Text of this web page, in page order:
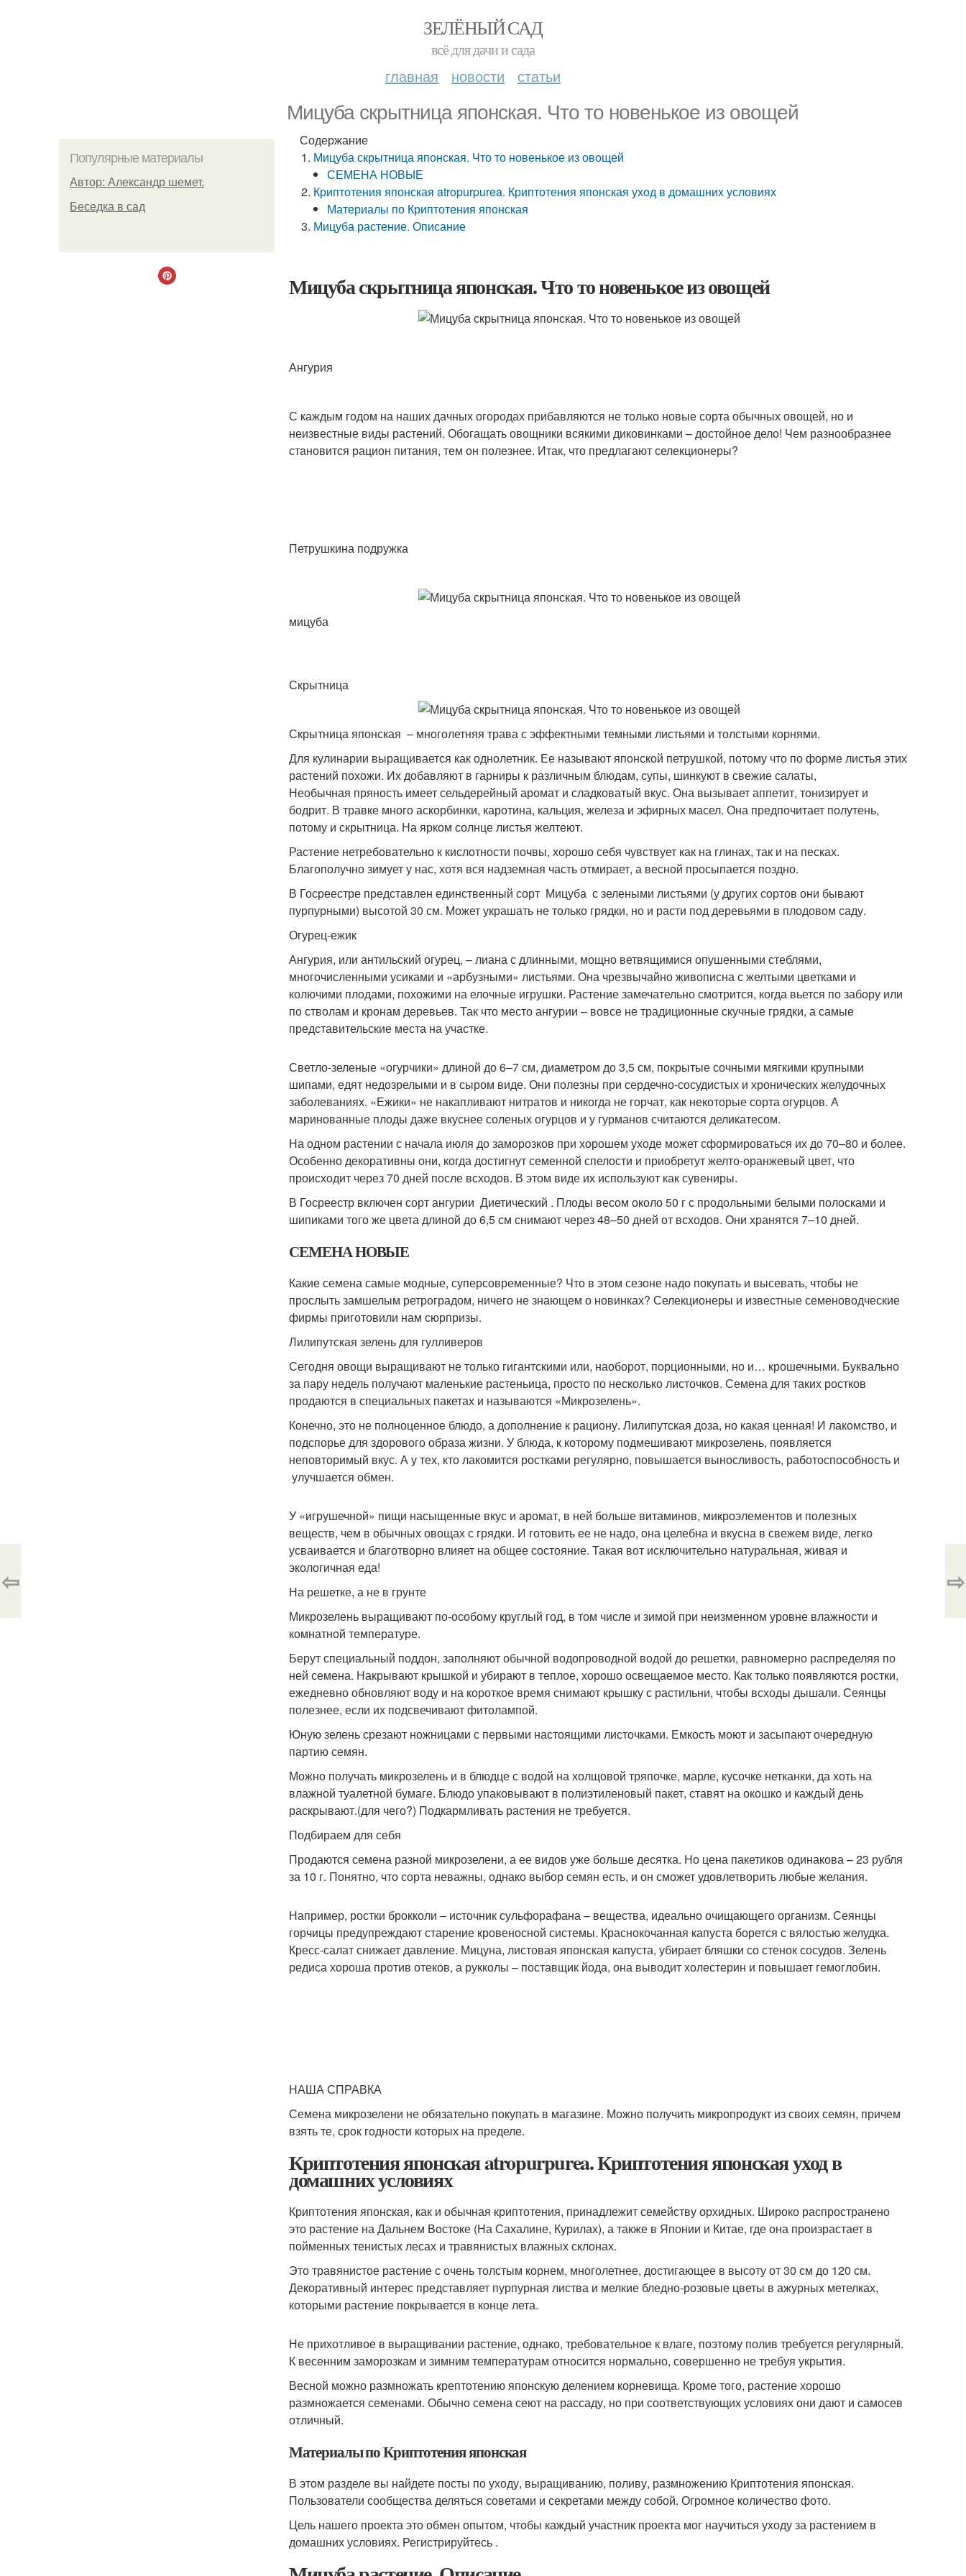
ЗЕЛЁНЫЙ САД
всё для дачи и сада
главная новости статьи
Мицуба скрытница японская. Что то новенькое из овощей
Популярные материалы
Автор: Александр шемет.
Беседка в сад
Содержание
Мицуба скрытница японская. Что то новенькое из овощей
СЕМЕНА НОВЫЕ
Криптотения японская atropurpurea. Криптотения японская уход в домашних условиях
Материалы по Криптотения японская
Мицуба растение. Описание
Мицуба скрытница японская. Что то новенькое из овощей
Ангурия
С каждым годом на наших дачных огородах прибавляются не только новые сорта обычных овощей, но и
неизвестные виды растений. Обогащать овощники всякими диковинками – достойное дело! Чем разнообразнее
становится рацион питания, тем он полезнее. Итак, что предлагают селекционеры?
Петрушкина подружка
мицуба
Скрытница
Скрытница японская – многолетняя трава с эффектными темными листьями и толстыми корнями.
Для кулинарии выращивается как однолетник. Ее называют японской петрушкой, потому что по форме листья этих
растений похожи. Их добавляют в гарниры к различным блюдам, супы, шинкуют в свежие салаты,
Необычная пряность имеет сельдерейный аромат и сладковатый вкус. Она вызывает аппетит, тонизирует и
бодрит. В травке много аскорбинки, каротина, кальция, железа и эфирных масел. Она предпочитает полутень,
потому и скрытница. На ярком солнце листья желтеют.
Растение нетребовательно к кислотности почвы, хорошо себя чувствует как на глинах, так и на песках.
Благополучно зимует у нас, хотя вся надземная часть отмирает, а весной просыпается поздно.
В Госреестре представлен единственный сорт Мицуба с зелеными листьями (у других сортов они бывают
пурпурными) высотой 30 см. Может украшать не только грядки, но и расти под деревьями в плодовом саду.
Огурец-ежик
Ангурия, или антильский огурец, – лиана с длинными, мощно ветвящимися опушенными стеблями,
многочисленными усиками и «арбузными» листьями. Она чрезвычайно живописна с желтыми цветками и
колючими плодами, похожими на елочные игрушки. Растение замечательно смотрится, когда вьется по забору или
по стволам и кронам деревьев. Так что место ангурии – вовсе не традиционные скучные грядки, а самые
представительские места на участке.
Светло-зеленые «огурчики» длиной до 6–7 см, диаметром до 3,5 см, покрытые сочными мягкими крупными
шипами, едят недозрелыми и в сыром виде. Они полезны при сердечно-сосудистых и хронических желудочных
заболеваниях. «Ежики» не накапливают нитратов и никогда не горчат, как некоторые сорта огурцов. А
маринованные плоды даже вкуснее соленых огурцов и у гурманов считаются деликатесом.
На одном растении с начала июля до заморозков при хорошем уходе может сформироваться их до 70–80 и более.
Особенно декоративны они, когда достигнут семенной спелости и приобретут желто-оранжевый цвет, что
происходит через 70 дней после всходов. В этом виде их используют как сувениры.
В Госреестр включен сорт ангурии Диетический . Плоды весом около 50 г с продольными белыми полосками и
шипиками того же цвета длиной до 6,5 см снимают через 48–50 дней от всходов. Они хранятся 7–10 дней.
СЕМЕНА НОВЫЕ
Какие семена самые модные, суперсовременные? Что в этом сезоне надо покупать и высевать, чтобы не
прослыть замшелым ретроградом, ничего не знающем о новинках? Селекционеры и известные семеноводческие
фирмы приготовили нам сюрпризы.
Лилипутская зелень для гулливеров
Сегодня овощи выращивают не только гигантскими или, наоборот, порционными, но и… крошечными. Буквально
за пару недель получают маленькие растеньица, просто по несколько листочков. Семена для таких ростков
продаются в специальных пакетах и называются «Микрозелень».
Конечно, это не полноценное блюдо, а дополнение к рациону. Лилипутская доза, но какая ценная! И лакомство, и
подспорье для здорового образа жизни. У блюда, к которому подмешивают микрозелень, появляется
неповторимый вкус. А у тех, кто лакомится ростками регулярно, повышается выносливость, работоспособность и
улучшается обмен.
У «игрушечной» пищи насыщенные вкус и аромат, в ней больше витаминов, микроэлементов и полезных
веществ, чем в обычных овощах с грядки. И готовить ее не надо, она целебна и вкусна в свежем виде, легко
усваивается и благотворно влияет на общее состояние. Такая вот исключительно натуральная, живая и
экологичная еда!
На решетке, а не в грунте
Микрозелень выращивают по-особому круглый год, в том числе и зимой при неизменном уровне влажности и
комнатной температуре.
Берут специальный поддон, заполняют обычной водопроводной водой до решетки, равномерно распределяя по
ней семена. Накрывают крышкой и убирают в теплое, хорошо освещаемое место. Как только появляются ростки,
ежедневно обновляют воду и на короткое время снимают крышку с растильни, чтобы всходы дышали. Сеянцы
полезнее, если их подсвечивают фитолампой.
Юную зелень срезают ножницами с первыми настоящими листочками. Емкость моют и засыпают очередную
партию семян.
Можно получать микрозелень и в блюдце с водой на холщовой тряпочке, марле, кусочке нетканки, да хоть на
влажной туалетной бумаге. Блюдо упаковывают в полиэтиленовый пакет, ставят на окошко и каждый день
раскрывают.(для чего?) Подкармливать растения не требуется.
Подбираем для себя
Продаются семена разной микрозелени, а ее видов уже больше десятка. Но цена пакетиков одинакова – 23 рубля
за 10 г. Понятно, что сорта неважны, однако выбор семян есть, и он сможет удовлетворить любые желания.
Например, ростки брокколи – источник сульфорафана – вещества, идеально очищающего организм. Сеянцы
горчицы предупреждают старение кровеносной системы. Краснокочанная капуста борется с вялостью желудка.
Кресс-салат снижает давление. Мицуна, листовая японская капуста, убирает бляшки со стенок сосудов. Зелень
редиса хороша против отеков, а рукколы – поставщик йода, она выводит холестерин и повышает гемоглобин.
НАША СПРАВКА
Семена микрозелени не обязательно покупать в магазине. Можно получить микропродукт из своих семян, причем
взять те, срок годности которых на пределе.
Криптотения японская atropurpurea. Криптотения японская уход в
домашних условиях
Криптотения японская, как и обычная криптотения, принадлежит семейству орхидных. Широко распространено
это растение на Дальнем Востоке (На Сахалине, Курилах), а также в Японии и Китае, где она произрастает в
пойменных тенистых лесах и травянистых влажных склонах.
Это травянистое растение с очень толстым корнем, многолетнее, достигающее в высоту от 30 см до 120 см.
Декоративный интерес представляет пурпурная листва и мелкие бледно-розовые цветы в ажурных метелках,
которыми растение покрывается в конце лета.
Не прихотливое в выращивании растение, однако, требовательное к влаге, поэтому полив требуется регулярный.
К весенним заморозкам и зимним температурам относится нормально, совершенно не требуя укрытия.
Весной можно размножать крептотению японскую делением корневища. Кроме того, растение хорошо
размножается семенами. Обычно семена сеют на рассаду, но при соответствующих условиях они дают и самосев
отличный.
Материалы по Криптотения японская
В этом разделе вы найдете посты по уходу, выращиванию, поливу, размножению Криптотения японская.
Пользователи сообщества деляться советами и секретами между собой. Огромное количество фото.
Цель нашего проекта это обмен опытом, чтобы каждый участник проекта мог научиться уходу за растением в
домашних условиях. Регистрируйтесь .
⇦ ⇨